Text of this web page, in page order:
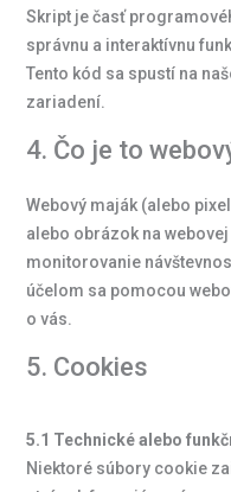
Skript je časť
správnu a interaktívnu
Tento kód sa spustí na
zariadení.
4. Čo je to
Webový maják (alebo
alebo obrázok na
monitorovanie
účelom sa pomocou
o vás.
5. Cookies
5.1 Technické alebo
Niektoré súbory cookie